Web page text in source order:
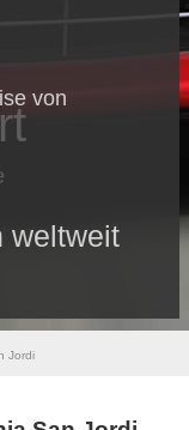
von
weltweit
Jordi